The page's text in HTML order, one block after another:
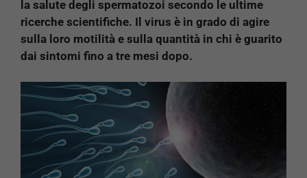
la salute degli spermatozoi secondo le ultime
ricerche scientifiche. Il virus è in grado di agire
sulla loro motilità e sulla quantità in chi è guarito
dai sintomi fino a tre mesi dopo.